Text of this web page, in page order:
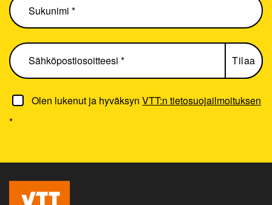
Olen lukenut ja hyväksynVTT:n tietosuojailmoituksen
*